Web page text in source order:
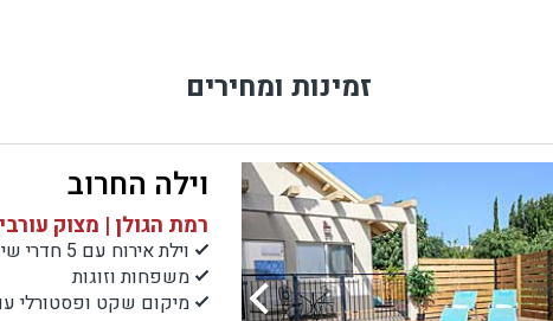
זמינות ומחירים
וילה החרוב
רמת הגולן | מצוק
וילת אירוח עם 5 חדרי שינה
משפחות וזוגות
מיקום שקט ופסטורלי